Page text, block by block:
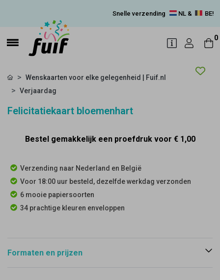
Snelle verzending NL & BE!
0
Wenskaarten voor elke gelegenheid | Fuif.nl
Verjaardag
Felicitatiekaart bloemenhart
Bestel gemakkelijk een proefdruk voor € 1,00
Verzending naar Nederland en België
Voor 18:00 uur besteld, dezelfde werkdag verzonden
6 mooie papiersoorten
34 prachtige kleuren enveloppen
Formaten en prijzen